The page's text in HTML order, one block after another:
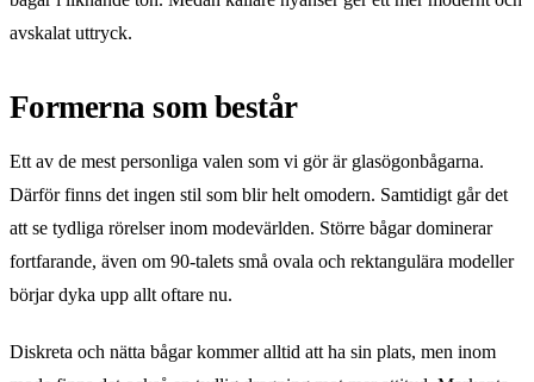
avskalat uttryck.
Formerna som består
Ett av de mest personliga valen som vi gör är glasögonbågarna.
Därför finns det ingen stil som blir helt omodern. Samtidigt går det
att se tydliga rörelser inom modevärlden. Större bågar dominerar
fortfarande, även om 90-talets små ovala och rektangulära modeller
börjar dyka upp allt oftare nu.
Diskreta och nätta bågar kommer alltid att ha sin plats, men inom